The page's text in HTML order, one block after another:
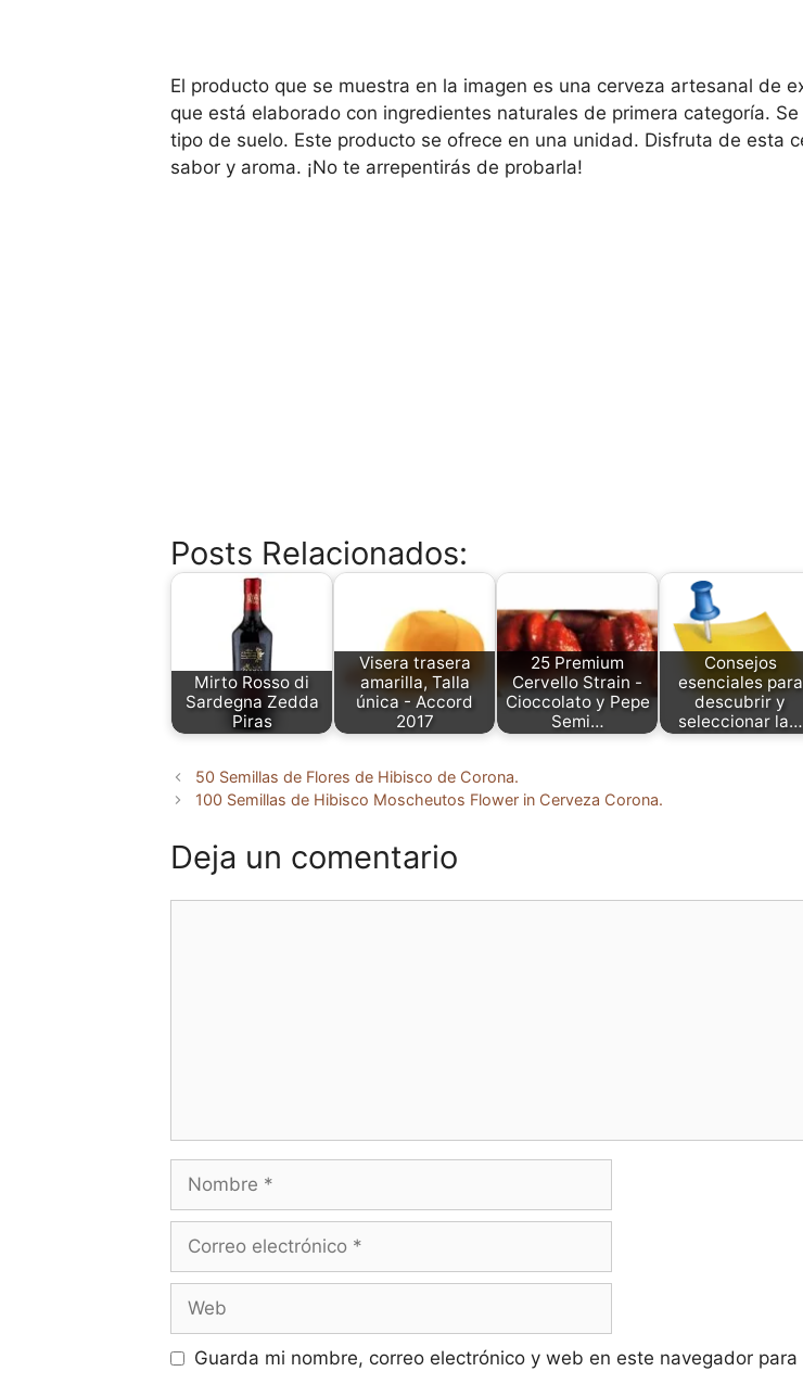
El producto que se muestra en la imagen es una cerveza artesanal de
que está elaborado con ingredientes naturales de primera categoría.
tipo de suelo. Este producto se ofrece en una unidad. Disfruta de esta
sabor y aroma. ¡No te arrepentirás de probarla!
Posts Relacionados:
Mirto Rosso di
Sardegna Zedda
Piras
Visera trasera
amarilla, Talla
única - Accord
2017
25 Premium
Cervello Strain -
Cioccolato y Pepe
Semi…
Consejos
esenciales para
descubrir y
seleccionar la…
50 Semillas de Flores de Hibisco de Corona.
100 Semillas de Hibisco Moscheutos Flower in Cerveza Corona.
Deja un comentario
electrónico
Guarda mi nombre, correo electrónico y web en este navegador